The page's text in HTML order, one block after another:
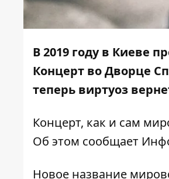
В 2019 году в Киеве
Концерт во Дворце
теперь виртуоз
Концерт, как и сам
Об этом сообщает
Новое название